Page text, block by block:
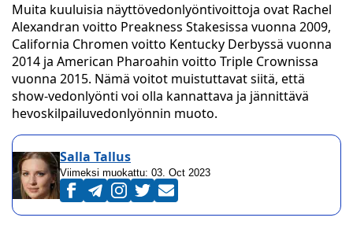
Muita kuuluisia näyttövedonlyöntivoittoja ovat Rachel
Alexandran voitto Preakness Stakesissa vuonna 2009,
California Chromen voitto Kentucky Derbyssä vuonna
2014 ja American Pharoahin voitto Triple Crownissa
vuonna 2015. Nämä voitot muistuttavat siitä, että
show-vedonlyönti voi olla kannattava ja jännittävä
hevoskilpailuvedonlyönnin muoto.
Salla Tallus
Viimeksi muokattu: 03. Oct 2023